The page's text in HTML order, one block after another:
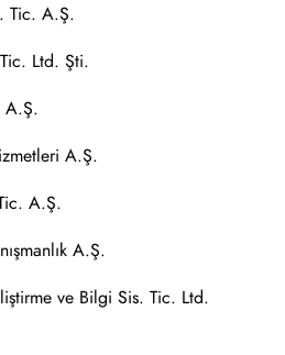
Tic. A.Ş.
Ltd. Şti.
A.Ş.
A.Ş.
A.Ş.
A.Ş.
ve Bilgi Sis. Tic. Ltd.